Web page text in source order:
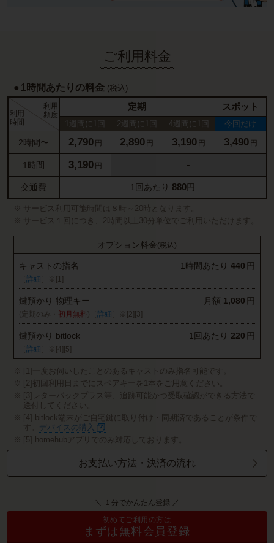
ご利用料金
1時間あたりの料金(税込)
利用
時間
利用
頻度
定期 スポット
1週間に1回 2週間に1回 4週間に1回 今回だけ
2時間〜 2,790 円 2,890 円 3,190 円 3,490 円
1時間 3,190 円 -
交通費 1回あたり 880円
サービス利用可能時間は８時～20時となります。
サービス１回につき、2時間以上30分単位でご利用いただけます。
オプション料金(税込)
キャストの指名
詳細 ※[1]
1時間あたり440 円
鍵預かり 物理キー
(定期のみ・ 初月無料 )［ 詳細 ※[2] [3]
月額 1,080 円
鍵預かり bitlock
詳細 ※[4] [5]
1回あたり220 円
[1]一度お伺いしたことのあるキャストのみ指名可能です。
[2]初回利用日までにスペアキーを1本をご用意ください。
[3]レターパックプラス等、追跡可能かつ受取確認ができる方法で
送付してください。
[4] bitlock端末がご自宅鍵に取り付け・同期済であることが条件で
デバイスの購入
[5] homehubアプリでのみ対応しております。
お支払い方法・決済の流れ
＼ １分でかんたん登録 ／
初めてご利用の方は
まずは無料会員登録